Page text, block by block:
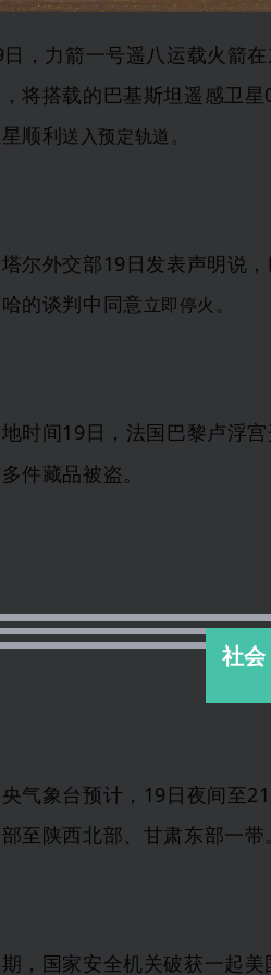
，力箭一号遥八运载火箭
将搭载的巴基斯坦遥感卫
顺利送入预定轨道。
尔外交部19日发表声明说
的谈判中同意立即停火。
时间19日， 法国 巴黎卢浮
件藏品被盗。
社会
气象台预计， 19日夜间至
至陕西北部、 甘肃东部一带
，国家安全机关破获一起